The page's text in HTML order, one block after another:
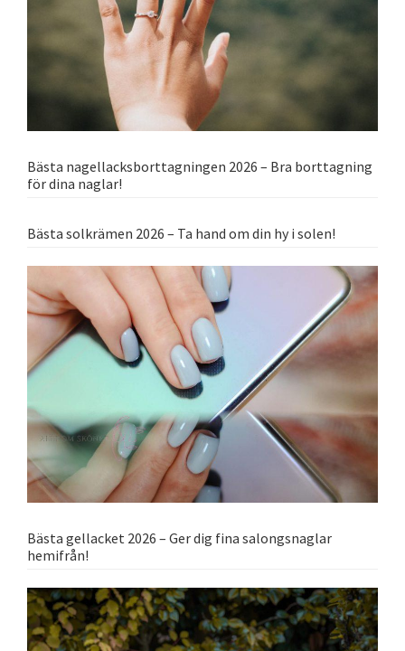
Bästa nagellacksborttagningen 2026 – Bra borttagning
för dina naglar!
Bästa solkrämen 2026 – Ta hand om din hy i solen!
Bästa gellacket 2026 – Ger dig fina salongsnaglar
hemifrån!